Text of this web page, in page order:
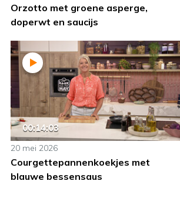
Orzotto met groene asperge,
doperwt en saucijs
00:14:03
20 mei 2026
Courgettepannenkoekjes met
blauwe bessensaus